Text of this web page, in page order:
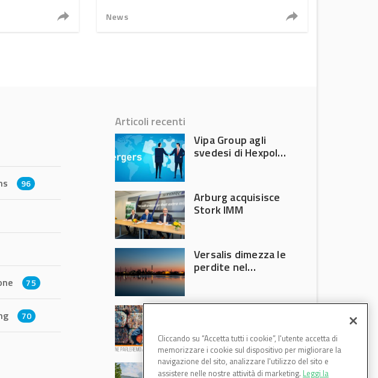
News
96
75
70
Articoli recenti
Vipa Group agli
svedesi di Hexpol
Arburg acquisisce
Stork IMM
Versalis dimezza le
perdite nel
chiedono
intervento del
Governo
Basf Italia cresce
Cliccando su “Accetta tutti i cookie”, l'utente accetta di
memorizzare i cookie sul dispositivo per migliorare la
navigazione del sito, analizzare l'utilizzo del sito e
assistere nelle nostre attività di marketing. Leggi la